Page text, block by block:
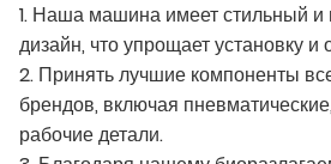
1. Наша машина имеет стильный и
дизайн, что упрощает установку и
2. Принять лучшие компоненты
брендов, включая
рабочие детали.